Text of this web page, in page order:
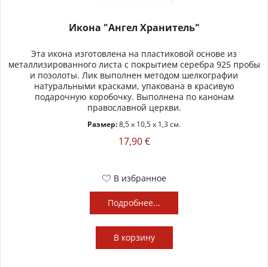
Икона "Ангел Хранитель"
Эта икона изготовлена на пластиковой основе из
металлизированного листа с покрытием серебра 925 пробы
и позолоты. Лик выполнен методом шелкографии
натуральными красками, упакована в красивую
подарочную коробочку. Выполнена по канонам
православной церкви.
Размер:8,5 x 10,5 x 1,3 см.
17,90 €
В избранное
Подробнее...
В корзину